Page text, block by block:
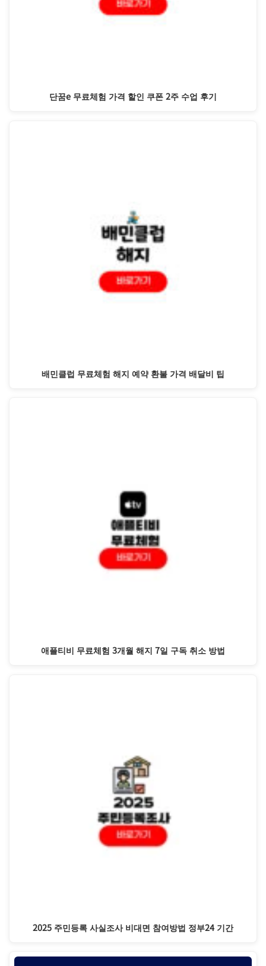
단꿈e 무료체험 가격 할인 쿠폰 2주 수업 후기
배민클럽 무료체험 해지 예약 환불 가격 배달비 팁
애플티비 무료체험 3개월 해지 7일 구독 취소 방법
2025 주민등록 사실조사 비대면 참여방법 정부24 기간